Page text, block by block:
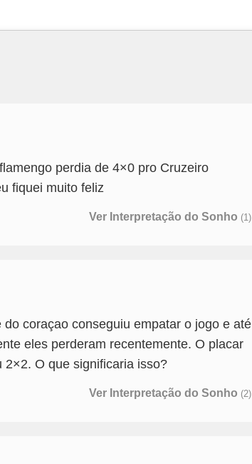
perdia de 4×0 pro Cruzeiro
fiquei muito feliz
Ver Interpretação do Sonho (1)
coraçao conseguiu empatar o jogo e até
eles perderam recentemente. O placar
O que significaria isso?
Ver Interpretação do Sonho (2)